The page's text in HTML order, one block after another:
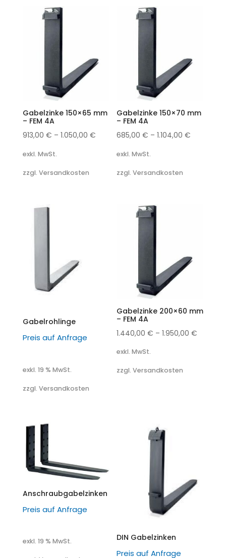
Gabelzinke 150×65 mm
– FEM 4A
913,00 € – 1.050,00 €
exkl. MwSt.
zzgl. Versandkosten
Gabelzinke 150×70 mm
– FEM 4A
685,00€ –1.104,00€
exkl. MwSt.
zzgl. Versandkosten
Gabelrohlinge
Preis auf Anfrage
exkl. 19 % MwSt.
zzgl. Versandkosten
Gabelzinke 200×60 mm
– FEM 4A
1.440,00€ –1.950,00€
exkl. MwSt.
zzgl. Versandkosten
Anschraubgabelzinken
Preis auf Anfrage
exkl. 19 % MwSt. DIN Gabelzinken
Preis auf Anfrage